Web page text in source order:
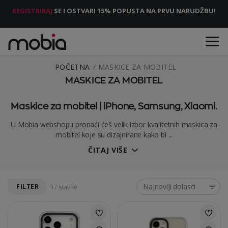
REGISTRIRAJ SE I OSTVARI 15% POPUSTA NA PRVU NARUDŽBU!
POČETNA MASKICE ZA MOBITEL
MASKICE ZA MOBITEL
Maskice za mobitel | iPhone, Samsung, Xiaomi.
U Mobia webshopu pronaći ćeš velik izbor kvalitetnih maskica za
mobitel koje su dizajnirane kako bi ...
ČITAJ VIŠE
FILTER 37 stavke Najnoviji dolasci